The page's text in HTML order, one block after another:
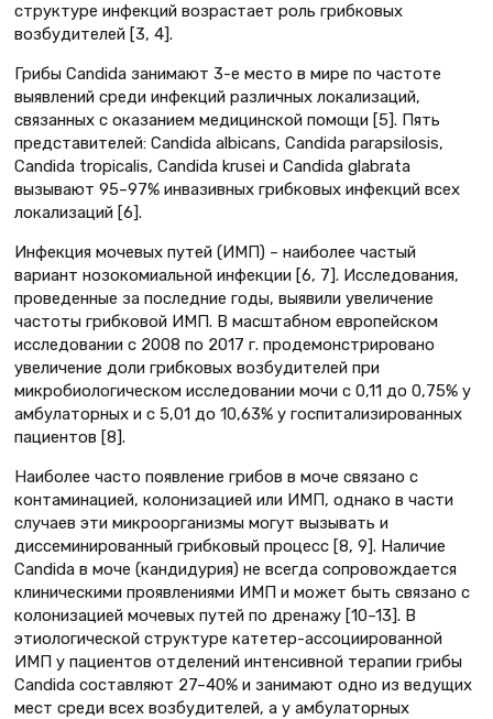
структуре инфекций возрастает роль грибковых
возбудителей [3, 4].
Грибы Candida занимают 3-е место в мире по частоте
выявлений среди инфекций различных локализаций,
связанных с оказанием медицинской помощи [5]. Пять
представителей: Candida albicans, Candida parapsilosis,
Candida tropicalis, Candida krusei и Candida glabrata
вызывают 95–97% инвазивных грибковых инфекций всех
локализаций [6].
Инфекция мочевых путей (ИМП) – наиболее частый
вариант нозокомиальной инфекции [6, 7]. Исследования,
проведенные за последние годы, выявили увеличение
частоты грибковой ИМП. В масштабном европейском
исследовании с 2008 по 2017 г. продемонстрировано
увеличение доли грибковых возбудителей при
микробиологическом исследовании мочи с 0,11 до 0,75% у
амбулаторных и с 5,01 до 10,63% у госпитализированных
пациентов [8].
Наиболее часто появление грибов в моче связано с
контаминацией, колонизацией или ИМП, однако в части
случаев эти микроорганизмы могут вызывать и
диссеминированный грибковый процесс [8, 9]. Наличие
Candida в моче (кандидурия) не всегда сопровождается
клиническими проявлениями ИМП и может быть связано с
колонизацией мочевых путей по дренажу [10–13]. В
этиологической структуре катетер-ассоциированной
ИМП у пациентов отделений интенсивной терапии грибы
Candida составляют 27–40% и занимают одно из ведущих
мест среди всех возбудителей, а у амбулаторных